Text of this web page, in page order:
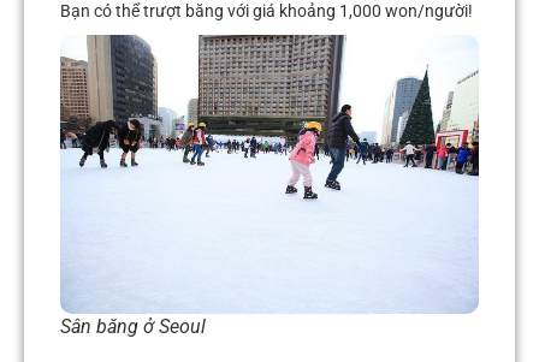
Bạn có thể trượt băng với giá khoảng 1,000 won/người!
Sân băng ở Seoul